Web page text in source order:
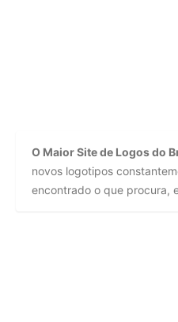
O Maior Site de Logos do
novos logotipos
encontrado o que procura,